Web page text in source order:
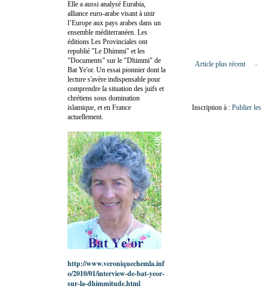
Article plus récent
Inscription à : Publier
Elle a aussi analysé Eurabia,
alliance euro-arabe visant à unir
l’Europe aux pays arabes dans un
ensemble méditerranéen. Les
éditions Les Provinciales ont
republié "Le Dhimmi" et les
"Documents" sur le "Dhimmi" de
Bat Ye'or. Un essai pionnier dont la
lecture s'avère indispensable pour
comprendre la situation des juifs et
chrétiens sous domination
islamique, et en France
actuellement.
http://www.veroniquechemla.inf
o/2010/01/interview-de-bat-yeor-
sur-la-dhimmitude.html